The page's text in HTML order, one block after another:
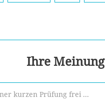
Ihre Meinung